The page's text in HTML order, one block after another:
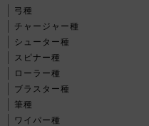
弓種
チャージャー種
シューター種
スピナー種
ローラー種
ブラスター種
筆種
ワイパー種